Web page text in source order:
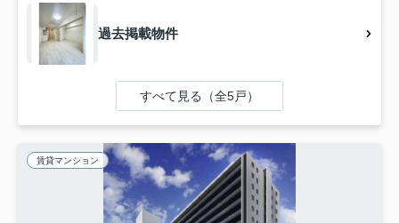
過去掲載物件
すべて見る（全5戸）
賃貸マンション